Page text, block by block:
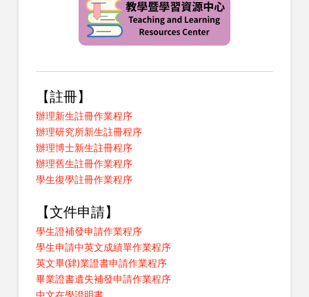
【註冊】
辦理新生註冊作業程序
辦理研究所新生註冊程序
辦理博士新生註冊程序
辦理舊生註冊作業程序
學生復學註冊作業程序
【文件申請】
學生證補發申請作業程序
學生申請中英文成績單作業程序
英文畢(肄)業證書申請作業程序
畢業證書遺失補發申請作業程序